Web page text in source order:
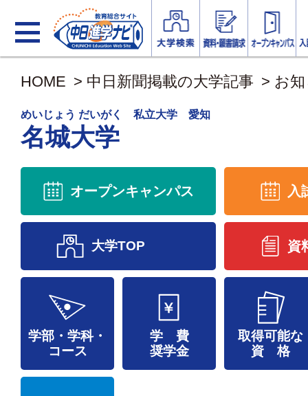
HOME > 中日新聞掲載の大学記事 > お
めいじょう だいがく 私立大学 愛知
名城大学
オープンキャンパス 入
資
大学TOP
学部・学科・
コース
学 費
奨学金
取得可能な
資 格